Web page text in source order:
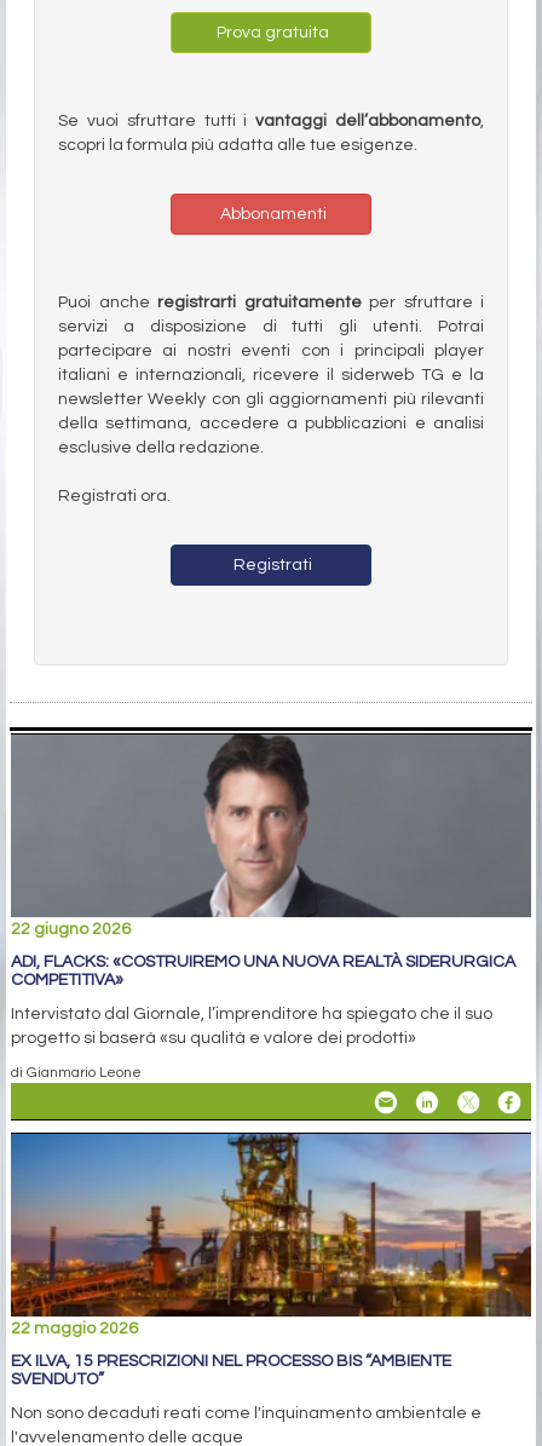
Prova gratuita
Se vuoi sfruttare tutti ivantaggi dell’abbonamento,
scopri la formula più adatta alle tue esigenze.
Abbonamenti
Puoi anche registrarti gratuitamenteper sfruttare i
servizi a disposizione di tutti gli utenti. Potrai
partecipare ai nostri eventi con i principali player
italiani e internazionali, ricevere il siderweb TG e la
newsletter Weekly con gli aggiornamenti più rilevanti
della settimana, accedere a pubblicazioni e analisi
esclusive della redazione.
Registrati ora.
Registrati
22 giugno 2026
ADI, FLACKS: «COSTRUIREMO UNA NUOVA REALTÀ SIDERURGICA
COMPETITIVA»
Intervistato dal Giornale, l’imprenditore ha spiegato che il suo
progetto si baserà «su qualità e valore dei prodotti»
di Gianmario Leone
22 maggio 2026
EX ILVA, 15 PRESCRIZIONI NEL PROCESSO BIS “AMBIENTE
SVENDUTO”
Non sono decaduti reati come l'inquinamento ambientale e
l'avvelenamento delle acque